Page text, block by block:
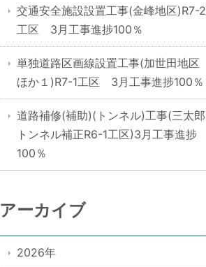
交通安全施設設置工事(金峰地区)R7-2
工区 3月工事進捗100％
単独道路区画線設置工事(加世田地区
ほか１)R7-1工区 3月工事進捗100％
道路補修(補助)(トンネル)工事(三太郎
トンネル補正R6-1工区)3月工事進捗
100％
アーカイブ
2026年